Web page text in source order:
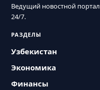
Ведущий новостной
24/7.
РАЗДЕЛЫ
Узбекистан
Экономика
Финансы